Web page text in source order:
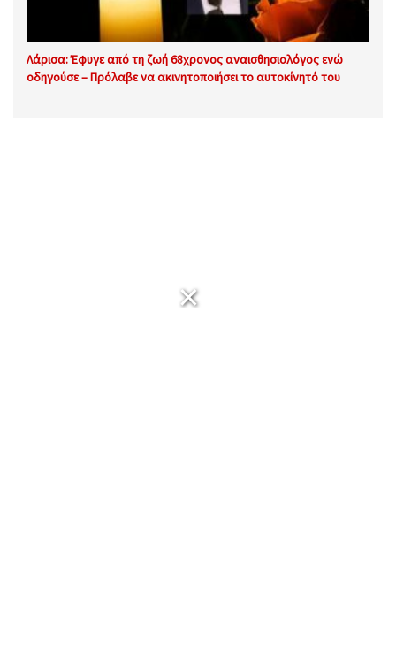
Λάρισα: Έφυγε από τη ζωή 68χρονος αναισθησιολόγος ενώ
οδηγούσε – Πρόλαβε να ακινητοποιήσει το αυτοκίνητό του